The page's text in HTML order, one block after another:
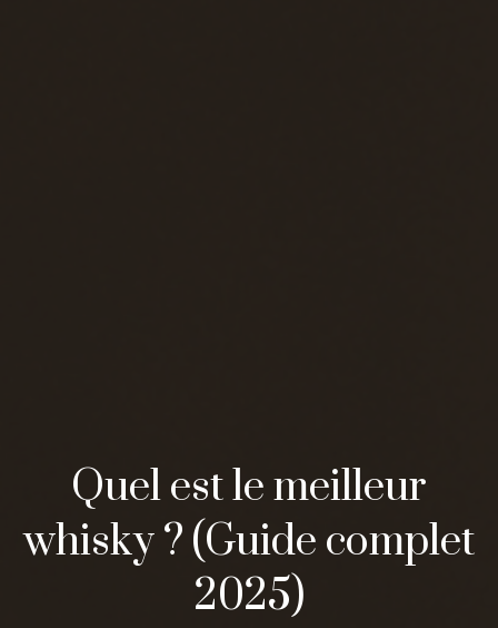
Quel est le meilleur
whisky ? (Guide complet
2025)